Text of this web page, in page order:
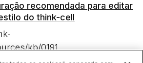
recomendada para editar
do think-cell
kb/0191